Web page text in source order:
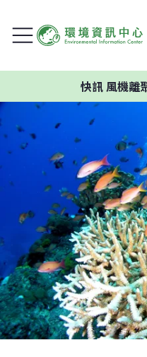
快訊風機離聚落